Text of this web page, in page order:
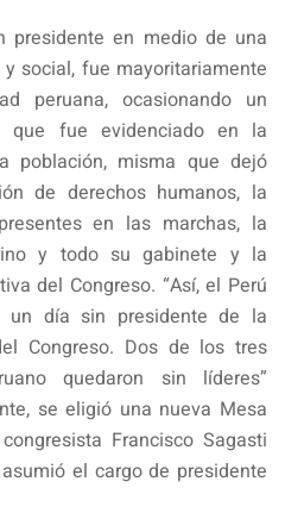
presidente en medio de una
social, fue mayoritariamente
peruana, ocasionando un
que fue evidenciado en la
población, misma que dejó
de derechos humanos, la
en las marchas, la
y todo su gabinete y la
del Congreso. “Así, el Perú
un día sin presidente de la
Congreso. Dos de los tres
quedaron sin líderes”
se eligió una nueva Mesa
Francisco Sagasti
el cargo de presidente